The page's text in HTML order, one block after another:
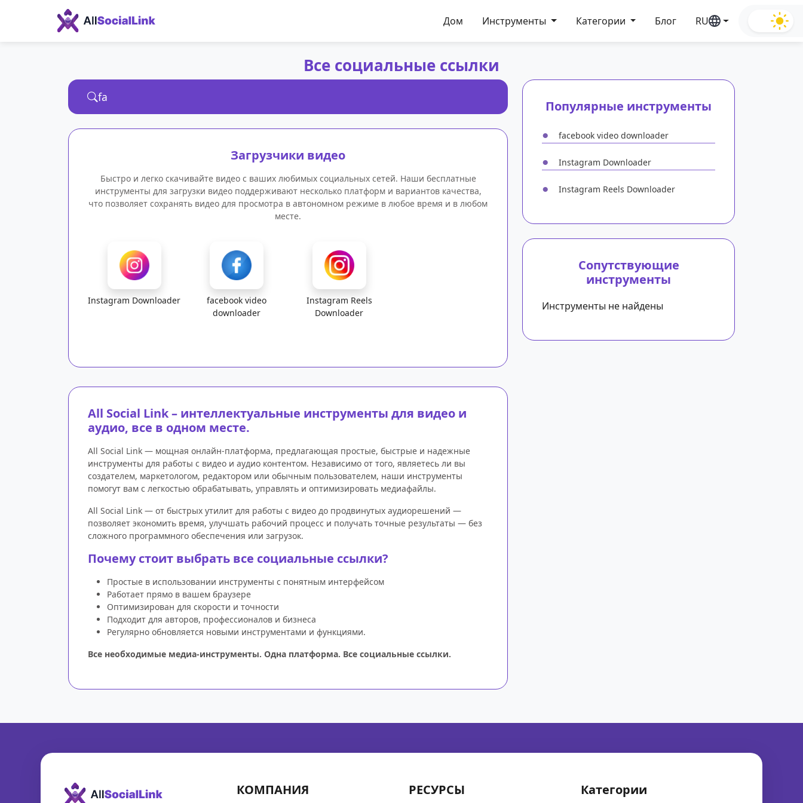
Дом Инструменты Категории Блог RU
Все социальные ссылки
Загрузчики видео
Быстро и легко скачивайте видео с ваших любимых социальных сетей. Наши бесплатные
инструменты для загрузки видео поддерживают несколько платформ и вариантов качества,
что позволяет сохранять видео для просмотра в автономном режиме в любое время и в любом
месте.
Instagram Downloader
facebook video
downloader
Instagram Reels
Downloader
All Social Link – интеллектуальные инструменты для видео и
аудио, все в одном месте.
All Social Link — мощная онлайн-платформа, предлагающая простые, быстрые и надежные
инструменты для работы с видео и аудио контентом. Независимо от того, являетесь ли вы
создателем, маркетологом, редактором или обычным пользователем, наши инструменты
помогут вам с легкостью обрабатывать, управлять и оптимизировать медиафайлы.
All Social Link — от быстрых утилит для работы с видео до продвинутых аудиорешений —
позволяет экономить время, улучшать рабочий процесс и получать точные результаты — без
сложного программного обеспечения или загрузок.
Почему стоит выбрать все социальные ссылки?
Простые в использовании инструменты с понятным интерфейсом
Работает прямо в вашем браузере
Оптимизирован для скорости и точности
Подходит для авторов, профессионалов и бизнеса
Регулярно обновляется новыми инструментами и функциями.
Все необходимые медиа-инструменты. Одна платформа. Все социальные ссылки.
Популярные инструменты
●
facebook video downloader
● Instagram Downloader
● Instagram Reels Downloader
Сопутствующие
инструменты
Инструменты не найдены
КОМПАНИЯ РЕСУРСЫ Категории